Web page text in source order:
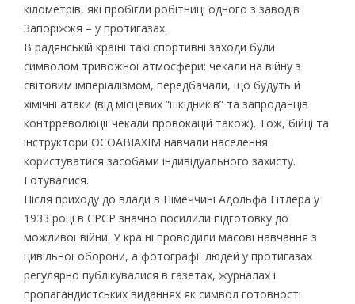
кілометрів, які пробігли робітниці одного з заводів
Запоріжжя – у протигазах.
В радянській країні такі спортивні заходи були
символом тривожної атмосфери: чекали на війну з
світовим імперіалізмом, передбачали, що будуть й
хімічні атаки (від місцевих “шкідників” та запроданців
контрреволюції чекали провокацій також). Тож, бійці та
інструктори ОСОАВІАХІМ навчали населення
користуватися засобами індивідуального захисту.
Готувалися.
Після приходу до влади в Німеччині Адольфа Гітлера у
1933 році в СРСР значно посилили підготовку до
можливої війни. У країні проводили масові навчання з
цивільної оборони, а фотографії людей у протигазах
регулярно публікувалися в газетах, журналах і
пропагандистських виданнях як символ готовності